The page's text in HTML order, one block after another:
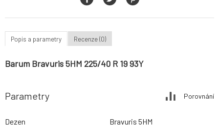
Popis a parametry Recenze (0)
Barum Bravuris 5HM 225/40 R 19 93Y
Parametry Porovnání
Dezen
Bravuris 5HM